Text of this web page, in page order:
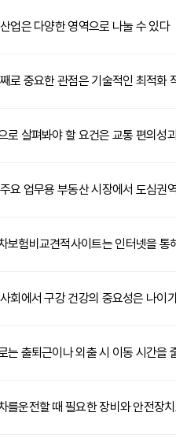
업은 다양한 영역으로 나눌 수 있다
로 중요한 관점은 기술적인 최적화
로 살펴봐야 할 요건은 교통 편의성
요 업무용 부동산 시장에서 도심권
보험비교견적사이트는 인터넷을 통
회에서 구강 건강의 중요성은 나이
는 출퇴근이나 외출 시 이동 시간을
를운전할 때 필요한 장비와 안전장